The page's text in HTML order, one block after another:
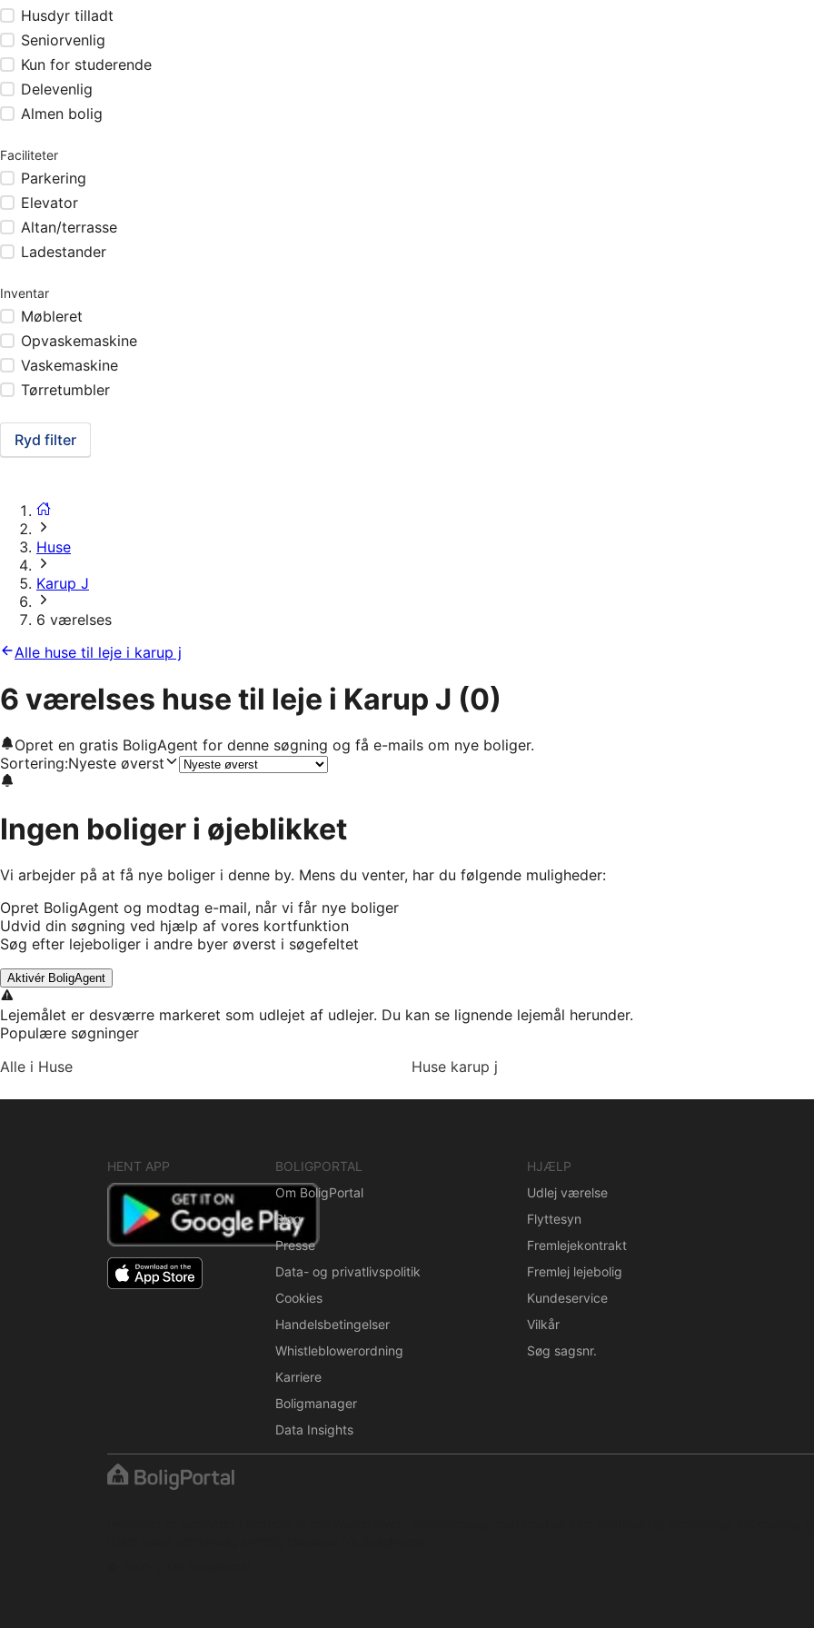
Husdyr tilladt
Seniorvenlig
Kun for studerende
Delevenlig
Almen bolig
Faciliteter
Parkering
Elevator
Altan/terrasse
Ladestander
Inventar
Møbleret
Opvaskemaskine
Vaskemaskine
Tørretumbler
Ryd filter
Huse
Karup J
6 værelses
Alle huse til leje i karup j
6 værelses huse til leje i Karup J (0)
Opret en gratis BoligAgent for denne søgning og få e-mails om nye boliger.
Sortering:Nyeste øverst
Ingen boliger i øjeblikket
Vi arbejder på at få nye boliger i denne by. Mens du venter, har du følgende muligheder:
Opret BoligAgent og modtag e-mail, når vi får nye boliger
Udvid din søgning ved hjælp af vores kortfunktion
Søg efter lejeboliger i andre byer øverst i søgefeltet
Aktivér BoligAgent
Lejemålet er desværre markeret som udlejet af udlejer. Du kan se lignende lejemål herunder.
Populære søgninger
Alle i Huse
Huse karup j
HENT APP
BOLIGPORTAL
Om BoligPortal
Blog
Presse
Data- og privatlivspolitik
Cookies
Handelsbetingelser
Whistleblowerordning
Karriere
Boligmanager
Data Insights
HJÆLP
Udlej værelse
Flyttesyn
Fremlejekontrakt
Fremlej lejebolig
Kundeservice
Vilkår
Søg sagsnr.